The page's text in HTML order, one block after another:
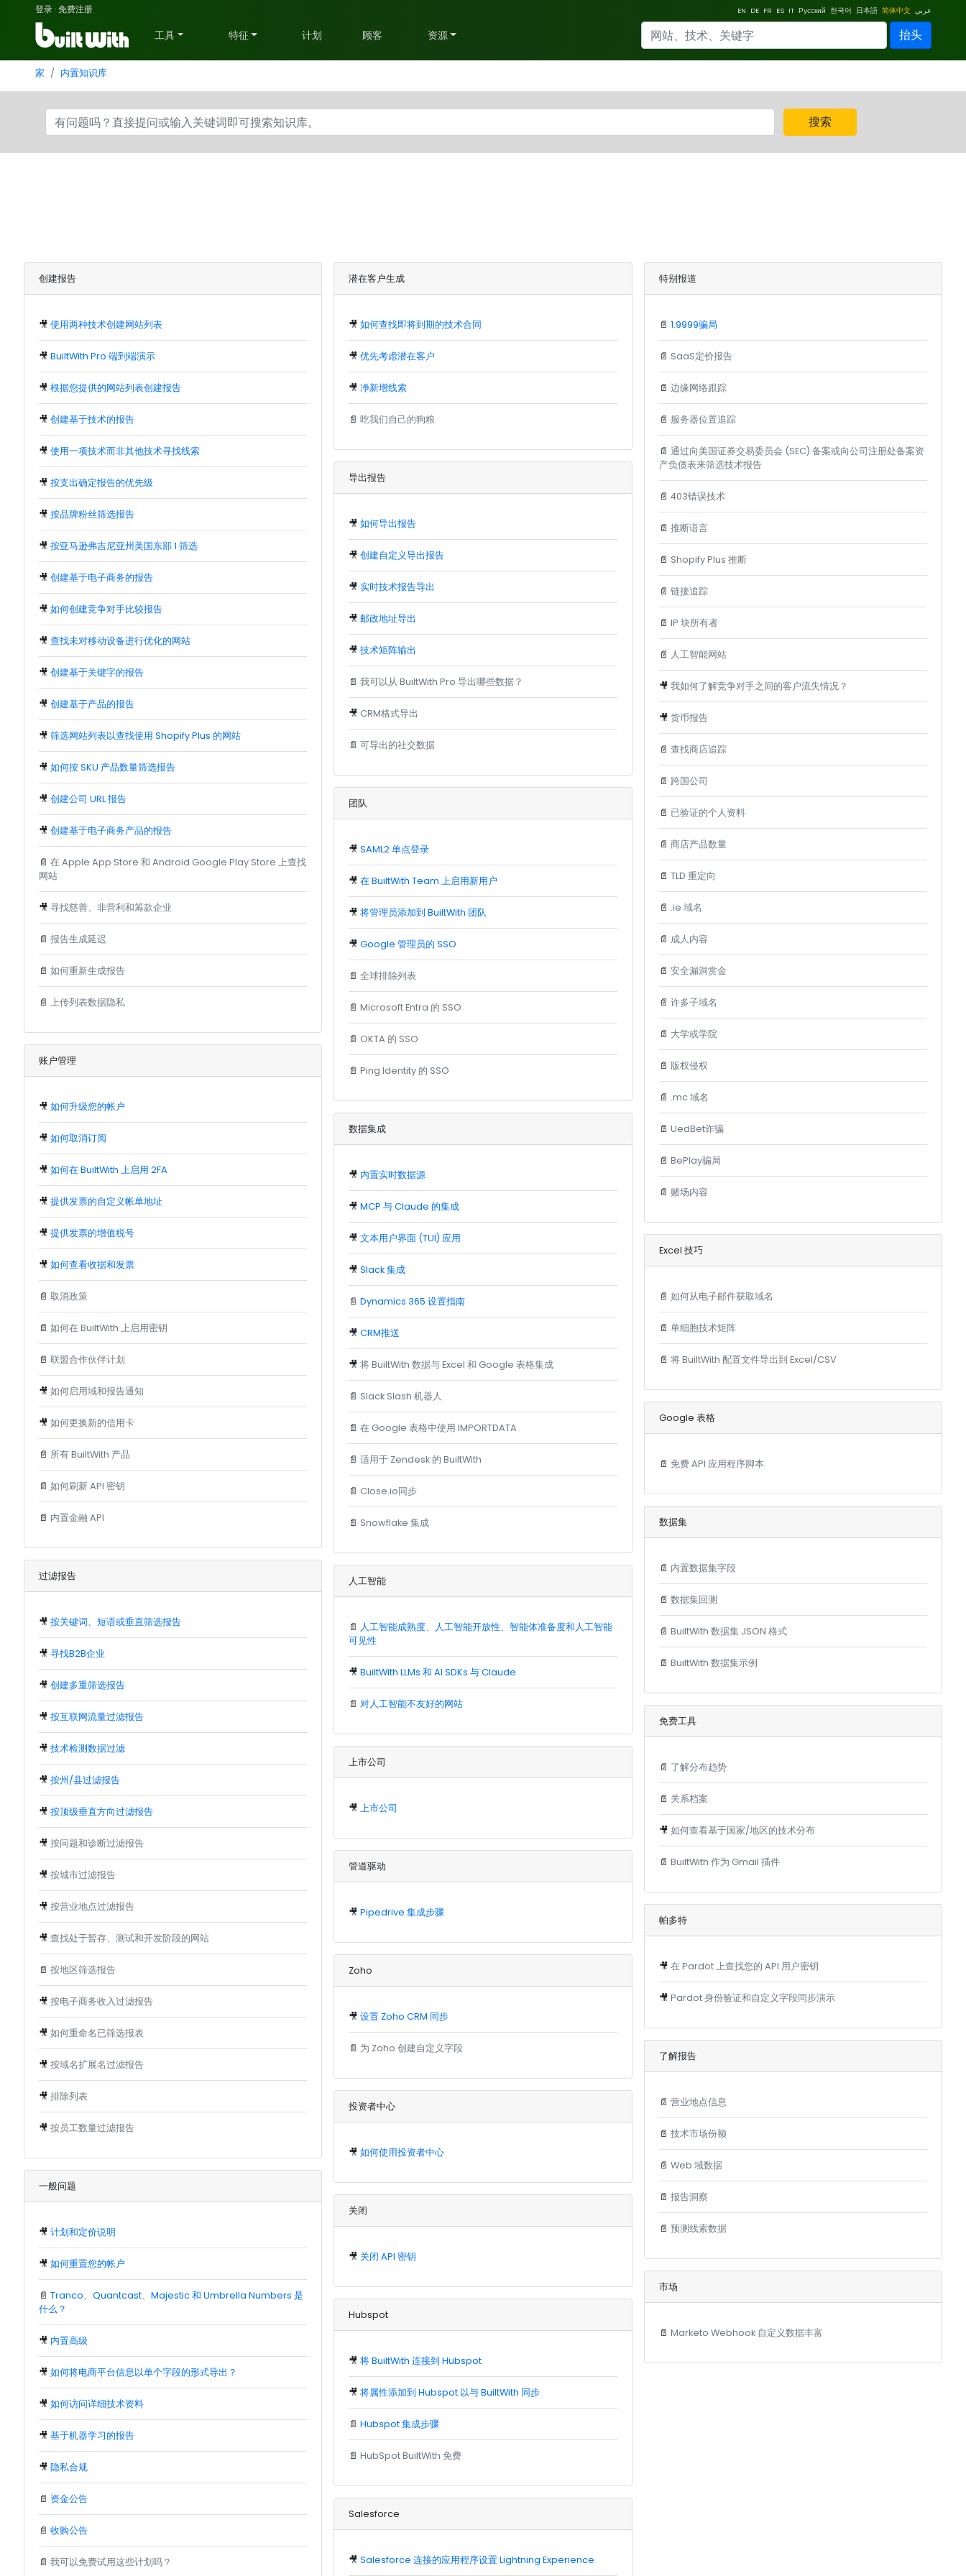
登录 ·免费注册 EN DE FR ES IT Русский 한국어 日本語 简体中文 عربي
工具 特征 计划 顾客 资源 抬头
家 内置知识库
搜索
创建报告
🎥 使用两种技术创建网站列表
🎥 BuiltWith Pro 端到端演示
🎥 根据您提供的网站列表创建报告
🎥 创建基于技术的报告
🎥 使用一项技术而非其他技术寻找线索
🎥 按支出确定报告的优先级
🎥 按品牌粉丝筛选报告
🎥 按亚马逊弗吉尼亚州美国东部 1 筛选
🎥 创建基于电子商务的报告
🎥 如何创建竞争对手比较报告
🎥 查找未对移动设备进行优化的网站
🎥 创建基于关键字的报告
🎥 创建基于产品的报告
🎥 筛选网站列表以查找使用 Shopify Plus 的网站
🎥 如何按 SKU 产品数量筛选报告
🎥 创建公司 URL 报告
🎥 创建基于电子商务产品的报告
📄 在 Apple App Store 和 Android Google Play Store 上查找
网站
🎥 寻找慈善、非营利和筹款企业
📄 报告生成延迟
📄 如何重新生成报告
📄 上传列表数据隐私
账户管理
🎥 如何升级您的帐户
🎥 如何取消订阅
🎥 如何在 BuiltWith 上启用 2FA
🎥 提供发票的自定义帐单地址
🎥 提供发票的增值税号
🎥 如何查看收据和发票
📄 取消政策
📄 如何在 BuiltWith 上启用密钥
📄 联盟合作伙伴计划
🎥 如何启用域和报告通知
🎥 如何更换新的信用卡
📄 所有 BuiltWith 产品
📄 如何刷新 API 密钥
📄 内置金融 API
过滤报告
🎥 按关键词、短语或垂直筛选报告
🎥 寻找B2B企业
🎥 创建多重筛选报告
🎥 按互联网流量过滤报告
🎥 技术检测数据过滤
🎥 按州/县过滤报告
🎥 按顶级垂直方向过滤报告
🎥 按问题和诊断过滤报告
🎥 按城市过滤报告
🎥 按营业地点过滤报告
🎥 查找处于暂存、测试和开发阶段的网站
📄 按地区筛选报告
🎥 按电子商务收入过滤报告
🎥 如何重命名已筛选报表
🎥 按域名扩展名过滤报告
🎥 排除列表
🎥 按员工数量过滤报告
一般问题
🎥 计划和定价说明
🎥 如何重置您的帐户
📄 Tranco、Quantcast、Majestic 和 Umbrella Numbers 是
什么？
🎥 内置高级
🎥 如何将电商平台信息以单个字段的形式导出？
🎥 如何访问详细技术资料
🎥 基于机器学习的报告
🎥 隐私合规
📄 资金公告
📄 收购公告
📄 我可以免费试用这些计划吗？
潜在客户生成
🎥如何查找即将到期的技术合同
🎥优先考虑潜在客户
🎥净新增线索
📄吃我们自己的狗粮
导出报告
🎥如何导出报告
🎥创建自定义导出报告
🎥实时技术报告导出
🎥邮政地址导出
🎥技术矩阵输出
📄我可以从 BuiltWith Pro 导出哪些数据？
🎥 CRM格式导出
📄可导出的社交数据
团队
🎥SAML2 单点登录
🎥在 BuiltWith Team 上启用新用户
🎥将管理员添加到 BuiltWith 团队
🎥Google 管理员的 SSO
📄全球排除列表
📄Microsoft Entra 的 SSO
📄 OKTA 的 SSO
📄Ping Identity 的 SSO
数据集成
🎥 内置实时数据源
🎥MCP 与 Claude 的集成
🎥文本用户界面 (TUI) 应用
🎥Slack 集成
📄Dynamics 365 设置指南
🎥CRM推送
🎥将 BuiltWith 数据与 Excel 和 Google 表格集成
📄 Slack Slash 机器人
📄在 Google 表格中使用 IMPORTDATA
📄适用于 Zendesk 的 BuiltWith
📄 Close.io同步
📄 Snowflake 集成
人工智能
📄 人工智能成熟度、人工智能开放性、智能体准备度和人工智能
可见性
🎥BuiltWith LLMs 和 AI SDKs 与 Claude
📄对人工智能不友好的网站
上市公司
🎥上市公司
管道驱动
🎥Pipedrive 集成步骤
Zoho
🎥设置 Zoho CRM 同步
📄 为 Zoho 创建自定义字段
投资者中心
🎥如何使用投资者中心
关闭
🎥 关闭 API 密钥
Hubspot
🎥将 BuiltWith 连接到 Hubspot
🎥将属性添加到 Hubspot 以与 BuiltWith 同步
📄Hubspot 集成步骤
📄HubSpot BuiltWith 免费
Salesforce
🎥Salesforce 连接的应用程序设置 Lightning Experience
特别报道
📄 1.9999骗局
📄 SaaS定价报告
📄 边缘网络跟踪
📄 服务器位置追踪
📄 通过向美国证券交易委员会 (SEC) 备案或向公司注册处备案资
产负债表来筛选技术报告
📄 403错误技术
📄 推断语言
📄 Shopify Plus 推断
📄 链接追踪
📄 IP 块所有者
📄 人工智能网站
🎥 我如何了解竞争对手之间的客户流失情况？
🎥 货币报告
📄 查找商店追踪
📄 跨国公司
📄 已验证的个人资料
📄 商店产品数量
📄 TLD 重定向
📄 .ie 域名
📄 成人内容
📄 安全漏洞赏金
📄 许多子域名
📄 大学或学院
📄 版权侵权
📄 .mc 域名
📄 UedBet诈骗
📄 BePlay骗局
📄 赌场内容
Excel 技巧
📄 如何从电子邮件获取域名
📄 单细胞技术矩阵
📄 将 BuiltWith 配置文件导出到 Excel/CSV
Google 表格
📄 免费 API 应用程序脚本
数据集
📄 内置数据集字段
📄 数据集回测
📄 BuiltWith 数据集 JSON 格式
📄 BuiltWith 数据集示例
免费工具
📄 了解分布趋势
📄 关系档案
🎥 如何查看基于国家/地区的技术分布
📄 BuiltWith 作为 Gmail 插件
帕多特
🎥 在 Pardot 上查找您的 API 用户密钥
🎥 Pardot 身份验证和自定义字段同步演示
了解报告
📄 营业地点信息
📄 技术市场份额
📄 Web 域数据
📄 报告洞察
📄 预测线索数据
市场
📄 Marketo Webhook 自定义数据丰富